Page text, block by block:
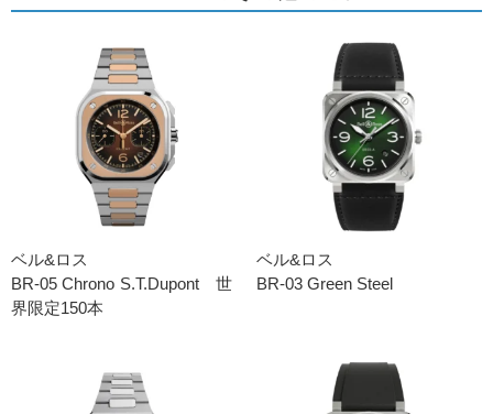
ベル&ロス
BR-05 Chrono S.T.Dupont 世
界限定150本
ベル&ロス
BR-03 Green Steel